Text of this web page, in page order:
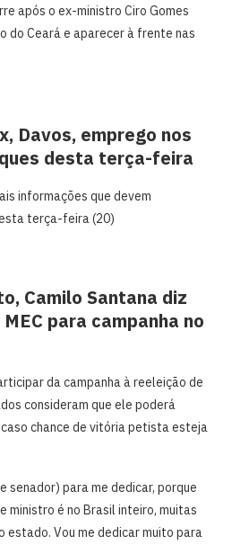
após o ex-ministro Ciro Gomes
do Ceará e aparecer à frente nas
Davos, emprego nos
desta terça-feira
informações que devem
terça-feira (20)
Camilo Santana diz
para campanha no
da campanha à reeleição de
consideram que ele poderá
chance de vitória petista esteja
senador) para me dedicar, porque
ministro é no Brasil inteiro, muitas
estado. Vou me dedicar muito para